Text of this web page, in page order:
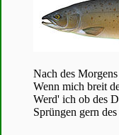
Nach des
Wenn mich breit
Werd' ich ob des
Sprüngen gern